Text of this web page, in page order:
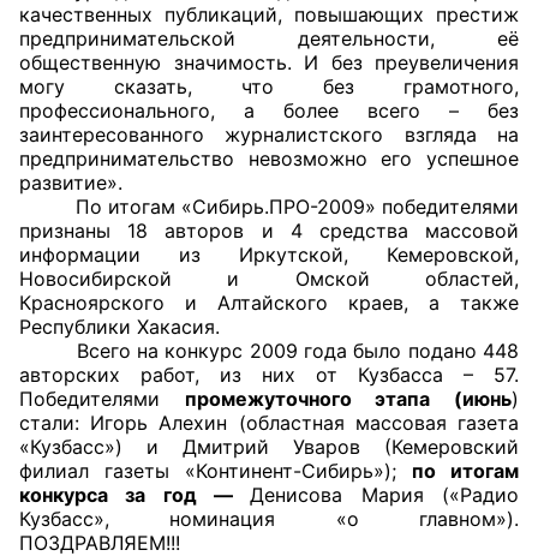
независимой оценки качества условий
оказания услуг
О Палате
Структура Палаты
Комиссии
Экспертный совет ОП КО
Совет ОП КО
Общественный штаб
Члены ОП КО
Документы ОП КО
Регламент ОП КО
качественных публикаций, повышающих престиж
предпринимательской деятельности, её
общественную значимость. И без преувеличения
могу сказать, что без грамотного,
профессионального, а более всего – без
заинтересованного журналистского взгляда на
предпринимательство невозможно его успешное
развитие».
По итогам «Сибирь.ПРО-2009» победителями
признаны 18 авторов и 4 средства массовой
информации из Иркутской, Кемеровской,
Новосибирской и Омской областей,
Красноярского и Алтайского краев, а также
Республики Хакасия.
Всего на конкурс 2009 года было подано 448
авторских работ, из них от Кузбасса – 57.
Победителями промежуточного этапа (июнь)
стали: Игорь Алехин (областная массовая газета
«Кузбасс») и Дмитрий Уваров (Кемеровский
филиал газеты «Континент-Сибирь»); по итогам
конкурса за год —Денисова Мария («Радио
Кузбасс», номинация «о главном»).
ПОЗДРАВЛЯЕМ!!!